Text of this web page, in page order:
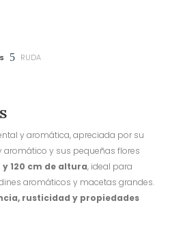
5 RUDA
y aromática, apreciada por su
aromático y sus pequeñas flores
y 120 cm de altura, ideal para
aromáticos y macetas grandes.
rusticidad y propiedades